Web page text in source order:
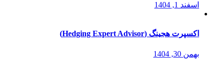
اسفند 1, 1404
اکسپرت هجینگ (Hedging Expert Advisor)
بهمن 30, 1404